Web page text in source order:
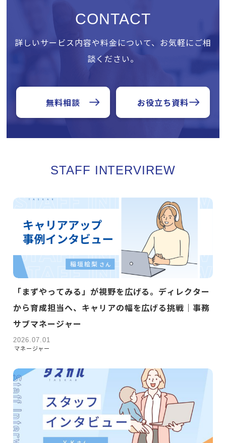
CONTACT
詳しいサービス内容や料金について、お気軽にご相
談ください。
無料相談 お役立ち資料
STAFF INTERVIREW
「まずやってみる」が視野を広げる。ディレクター
から育成担当へ、キャリアの幅を広げる挑戦｜事務
サブマネージャー
2026.07.01
マネージャー